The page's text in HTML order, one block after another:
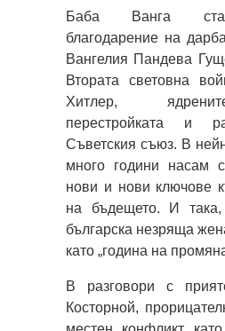
Баба Ванга
благодарение на
Вангелия Пандева
Втората световна
Хитлер,
перестройката и
Съветския съюз. В
много години насам
нови и нови ключове
на бъдещето. И така,
българска незряща
като „година на
В разговори с
Косторной,